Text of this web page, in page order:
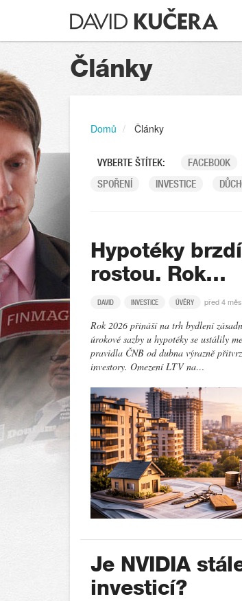
Články
Domů Články
VYBERTE ŠTÍTEK: FACEBOOK
SPOŘENÍ
INVESTICE
Hypotéky
rostou. Rok…
DAVID INVESTICE ÚVĚRY před 4
Rok 2026 přináší na trh bydlení
úrokové sazby u hypotéky se ustálily
pravidla ČNB od dubna výrazně
investory. Omezení LTV na…
Je NVIDIA
investicí?